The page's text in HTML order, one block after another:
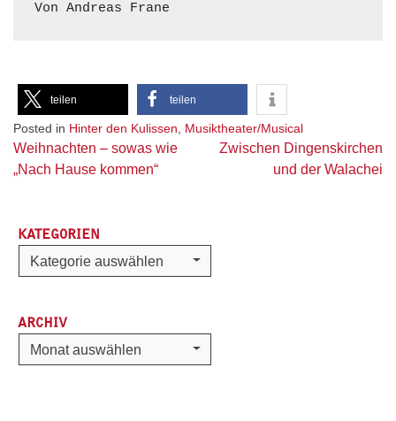
Von Andreas Frane
teilen teilen
Posted in Hinter den Kulissen, Musiktheater/Musical
Beitragsnavigation
Weihnachten – sowas wie
„Nach Hause kommen“
Zwischen Dingenskirchen
und der Walachei
KATEGORIEN
Kategorien
Kategorie auswählen
ARCHIV
Archiv
Monat auswählen